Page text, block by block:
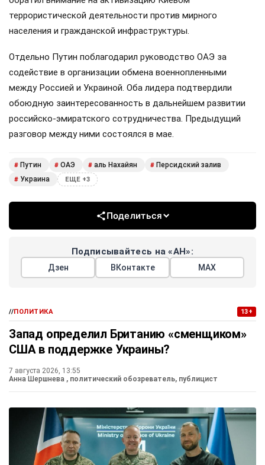
террористической деятельности против мирного
населения и гражданской инфраструктуры.
Отдельно Путин поблагодарил руководство ОАЭ за
содействие в организации обмена военнопленными
между Россией и Украиной. Оба лидера подтвердили
обоюдную заинтересованность в дальнейшем развитии
российско-эмиратского сотрудничества. Предыдущий
разговор между ними состоялся в мае.
# Путин # ОАЭ # аль Нахайян # Персидский залив
# Украина ЕЩЕ +3
Поделиться
Подписывайтесь на «АН»:
Дзен ВКонтакте МАХ
//ПОЛИТИКА 13+
Запад определил Британию «сменщиком»
США в поддержке Украины?
7 августа 2026, 13:55
Анна Шершнева , политический обозреватель, публицист